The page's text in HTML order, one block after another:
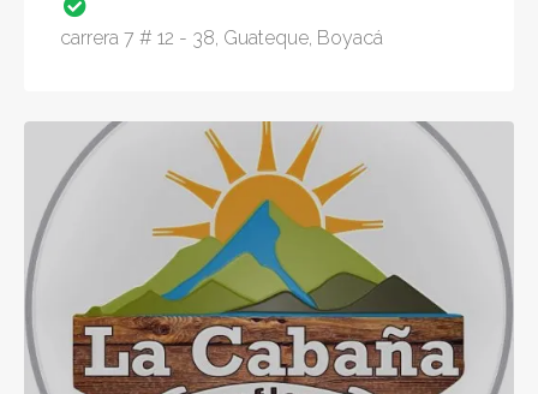
carrera 7 # 12 - 38, Guateque, Boyacá